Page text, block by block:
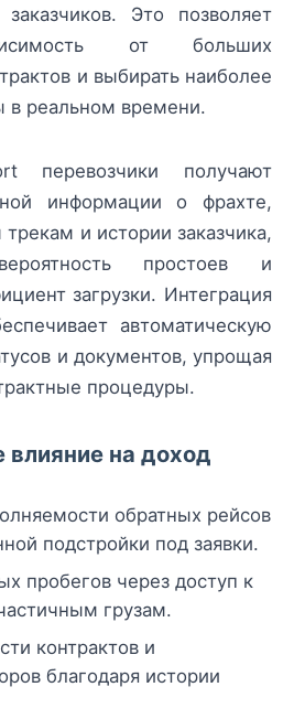
заказчиков. Это позволяет
от больших
и выбирать наиболее
в реальном времени.
перевозчики получают
информации о фрахте,
и истории заказчика,
простоев и
загрузки. Интеграция
автоматическую
и документов, упрощая
процедуры.
влияние на доход
обратных рейсов
подстройки под заявки.
пробегов через доступ к
грузам.
контрактов и
благодаря истории